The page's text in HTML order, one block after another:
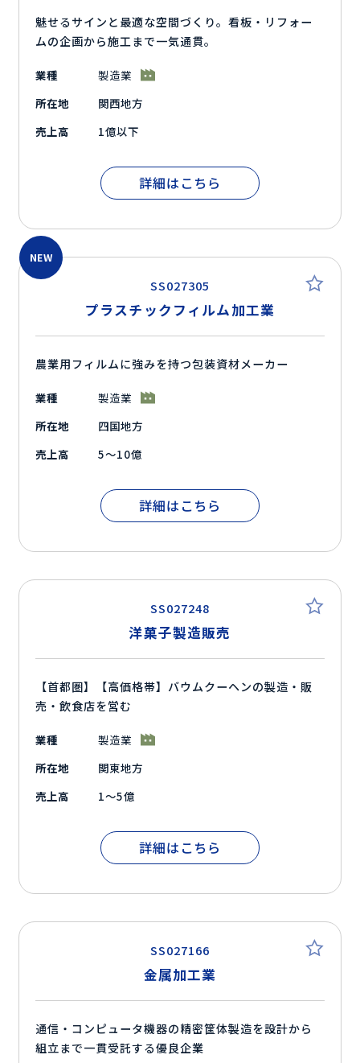
魅せるサインと最適な空間づくり。看板・リフォー
ムの企画から施工まで一気通貫。
業種
製造業
所在地
関西地方
売上高
1億以下
詳細はこちら
SS027305
NEW
プラスチックフィルム加工業
農業用フィルムに強みを持つ包装資材メーカー
業種
製造業
所在地
四国地方
売上高
5～10億
詳細はこちら
SS027248
洋菓子製造販売
【首都圏】【高価格帯】バウムクーヘンの製造・販
売・飲食店を営む
業種
製造業
所在地
関東地方
売上高
1～5億
詳細はこちら
SS027166
金属加工業
通信・コンピュータ機器の精密筐体製造を設計から
組立まで一貫受託する優良企業